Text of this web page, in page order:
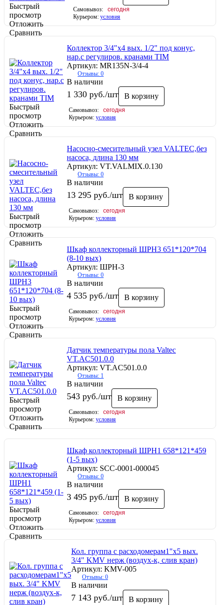
Быстрый
просмотр
Отложить
Сравнить
Самовывоз:
сегодня
Курьером: условия
Быстрый
просмотр
Отложить
Сравнить
Коллектор 3/4"х4 вых. 1/2" под конус,
нар.с регулиров. кранами TIM
Артикул: MR135N-3/4-4
Отзывы: 0
1 330 руб./шт В корзину
В наличии
Самовывоз:
сегодня
Курьером:условия
Быстрый
просмотр
Отложить
Сравнить
Насосно-смесительный узел VALTEC,без
насоса, длина 130 мм
Артикул: VT.VALMIX.0.130
Отзывы: 0
13 295 руб./шт В корзину
В наличии
Самовывоз:
сегодня
Курьером:условия
Быстрый
просмотр
Отложить
Сравнить
Шкаф коллекторный ШРН3 651*120*704
(8-10 вых)
Артикул: ШРН-3
Отзывы: 0
4 535 руб./шт В корзину
В наличии
Самовывоз:
сегодня
Курьером:условия
Быстрый
просмотр
Отложить
Сравнить
Датчик температуры пола Valtec
VT.AC501.0.0
Артикул: VT.AC501.0.0
Отзывы: 1
543 руб./шт В корзину
В наличии
Самовывоз:
сегодня
Курьером:условия
Быстрый
просмотр
Отложить
Сравнить
Шкаф коллекторный ШРН1 658*121*459
(1-5 вых)
Артикул: SCC-0001-000045
Отзывы: 0
3 495 руб./шт В корзину
В наличии
Самовывоз:
сегодня
Курьером:условия
Кол. группа с расходомерам1"х5 вых.
3/4" KMV нерж (воздух-к, слив кран)
Артикул: KMV-005
Отзывы: 0
7 143 руб./шт В корзину
В наличии